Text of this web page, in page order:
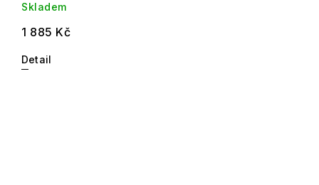
Skladem
1 885 Kč
Detail